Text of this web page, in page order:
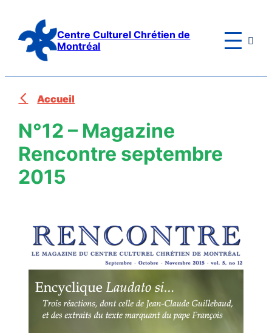
contenu
Centre Culturel Chrétien de
Montréal

Accueil
N°12 – Magazine
Rencontre septembre
2015